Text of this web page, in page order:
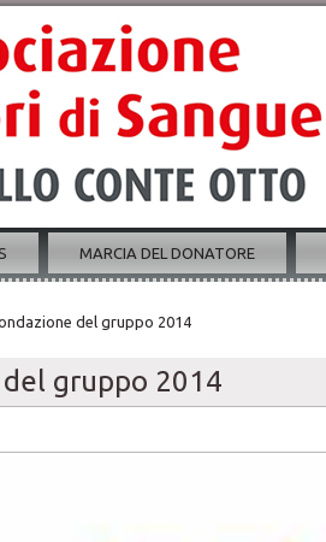
MARCIA DEL DONATORE
del gruppo 2014
gruppo 2014